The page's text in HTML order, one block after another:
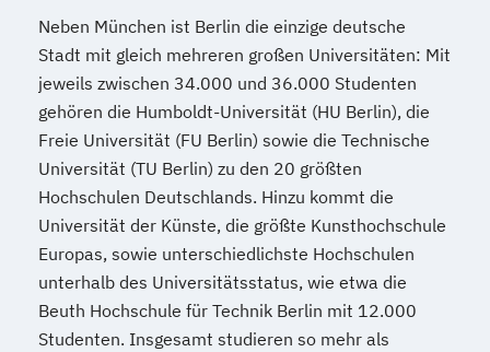
Neben München ist Berlin die einzige deutsche
Stadt mit gleich mehreren großen Universitäten: Mit
jeweils zwischen 34.000 und 36.000 Studenten
gehören die Humboldt-Universität (HU Berlin), die
Freie Universität (FU Berlin) sowie die Technische
Universität (TU Berlin) zu den 20 größten
Hochschulen Deutschlands. Hinzu kommt die
Universität der Künste, die größte Kunsthochschule
Europas, sowie unterschiedlichste Hochschulen
unterhalb des Universitätsstatus, wie etwa die
Beuth Hochschule für Technik Berlin mit 12.000
Studenten. Insgesamt studieren so mehr als